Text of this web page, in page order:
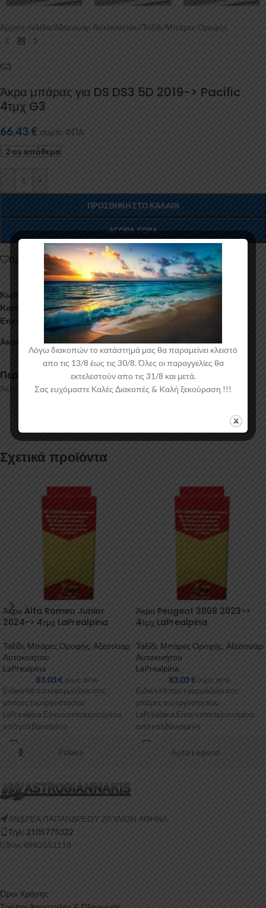
Αρχική σελίδα/Αξεσουάρ Αυτοκινήτου/Ταξίδι/Μπάρες Οροφής
G3
Άκρα μπάρας για DS DS3 5D 2019-> Pacific
4τμχ G3
66,43 € συμπ. ΦΠΑ
2 σε απόθεμα
- +
ΠΡΟΣΘΉΚΗ ΣΤΟ ΚΑΛΆΘΙ
ΑΓΟΡΆ ΤΏΡΑ
Προσθήκη στη λίστα
Κωδικός προϊόντος:005.68.148
Κατηγορίες:Αξεσουάρ Αυτοκινήτου,Μπάρες Οροφής
Ετικέτα:
Aggelidis
Ακολουθήστε:
Περιγραφή
Άκρα για μπάρες οροφής αυτοκινήτου.
Σχετικά προϊόντα
Άκρα Alfa Romeo Junior
2024-> 4τμχ LaPrealpina
Ταξίδι, Μπάρες Οροφής, Αξεσουάρ
Αυτοκινήτου
LaPrealpina
83,03€ συμπ. ΦΠΑ
Ειδικά kit που εφαρμόζουν στις
μπάρες του εργοστασίου
LaPrealpina.Είναι κατασκευασμένα
από γαλβανισμένo
μέταλλο.Παρέχονται με
πλαστικοποίηση ή με επιπλέον
Άκρα Peugeot 3008 2023->
4τμχ LaPrealpina
Ταξίδι, Μπάρες Οροφής Αξεσουάρ
Αυτοκινήτου
LaPrealpina
83,03€ συμπ. ΦΠΑ
Ειδικά kit που εφαρμόζουν στις
μπάρες του εργοστασίου
LaPrealpina.Είναι κατασκευασμένα
από γαλβανισμένo
μέταλλο.Παρέχονται με
πλαστικοποίηση ή με επιπλέον
Polaire Auto Legend
ΑΝΔΡΕΑ ΠΑΠΑΝΔΡΕΟΥ 20 ‘ΙΛΙΟΝ ΑΘΗΝΑ
Τηλ: 2105775322
Κιν: 6982551118
Όροι Χρήσης
Λόγω διακοπών το κατάστημά μας θα παραμείνει κλειστό
απο τις 13/8 έως τις 30/8. Όλες οι παραγγελίες θα
εκτελεστούν απο τις 31/8 και μετά.
Σας ευχόμαστε Καλές Διακοπές & Kαλή ξεκούραση !!!